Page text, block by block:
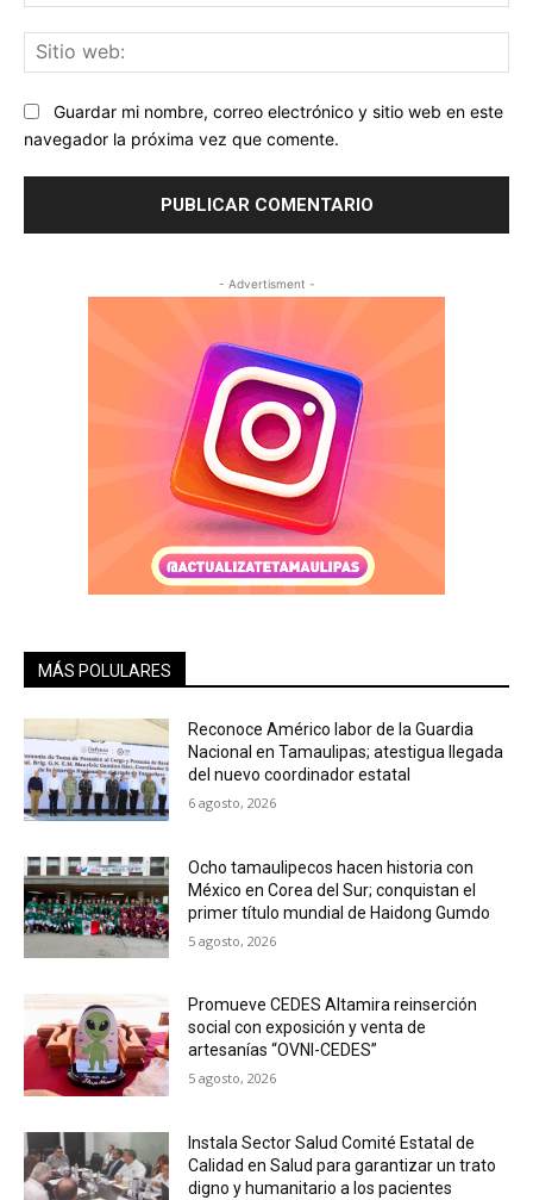
Guardar mi nombre, correo electrónico y sitio web en este
navegador la próxima vez que comente.
- Advertisment -
MÁS POLULARES
Reconoce Américo labor de la Guardia
Nacional en Tamaulipas; atestigua llegada
del nuevo coordinador estatal
6 agosto, 2026
Ocho tamaulipecos hacen historia con
México en Corea del Sur; conquistan el
primer título mundial de Haidong Gumdo
5 agosto, 2026
Promueve CEDES Altamira reinserción
social con exposición y venta de
artesanías “OVNI-CEDES”
5 agosto, 2026
Instala Sector Salud Comité Estatal de
Calidad en Salud para garantizar un trato
digno y humanitario a los pacientes